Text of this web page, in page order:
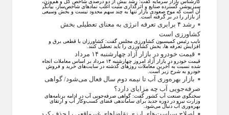
کارشناس بازار سرمایه گفت: رشد بیش از دو درصدی شاخص کل و هم‌وزن،
سبزپوشی گسترده صنایع و اثرگذاری مثبت اغلب نماد‌های شاخص‌ساز، بیانگر
آن است که موج صعودی بازار تنها به چند سهم محدود نیست و بخش وسیعی
از بازار را در بر گرفته است.
رشد ۴ برابری تعرفه انرژی به معنای تعطیلی بخش
کشاورزی است
نایب رئیس کمیسیون کشاورزی مجلس گفت: کشاورزان با قطعی برق و
افزایش تعرفه ها، بخش کشاورزی را باید تعطیل کنند.
قیمت خودرو در بازار آزاد چهارشنبه ۱۴ مرداد
قیمت خودرو در بازار آزاد امروز چهارشنبه ۱۴ مرداد بر اساس معاملات انجام
شده نسبت به آخرین معاملات روز‌های گذشته در سایت‌های خرید و فروش
خودرو به شرح زیر است.
بازار بهره‌وری آب تا نیمه دوم سال فعال می‌شود/ گواهی
صرفه‌جویی آب چه مزایای دارد؟
سخنگوی صنعت آب کشور گفت: گواهی صرفه‌جویی آب در ادامه برنامه‌های
وزارت نیرو در دوره جدید برای ساماندهی فضای کسب‌وکار آب و ارتقای
بهره‌وری آب دنبال می‌شود.